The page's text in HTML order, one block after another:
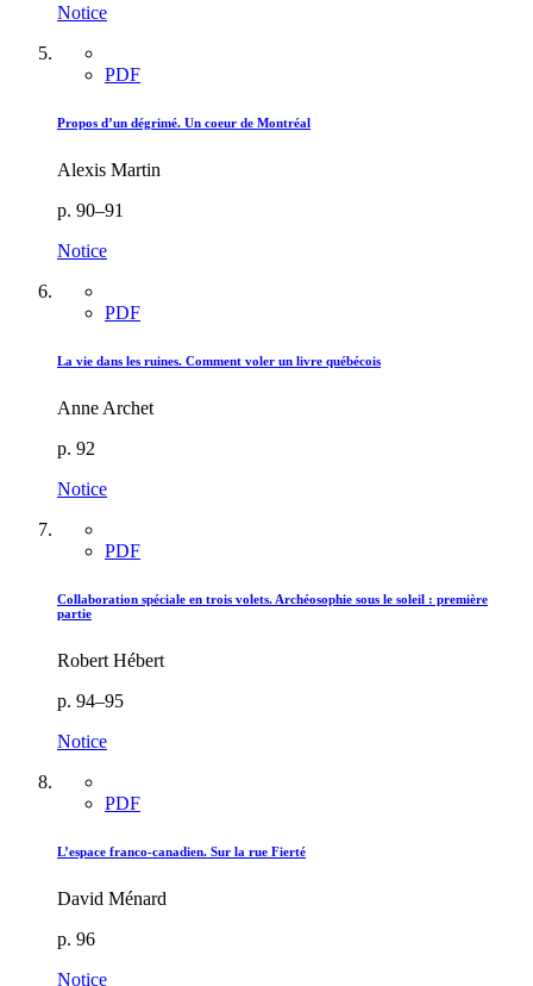
Notice
PDF
Propos d’un dégrimé. Un coeur de Montréal
Alexis Martin
p. 90–91
Notice
PDF
La vie dans les ruines. Comment voler un livre québécois
Anne Archet
p. 92
Notice
PDF
Collaboration spéciale en trois volets. Archéosophie sous le soleil : première
partie
Robert Hébert
p. 94–95
Notice
PDF
L’espace franco-canadien. Sur la rue Fierté
David Ménard
p. 96
Notice